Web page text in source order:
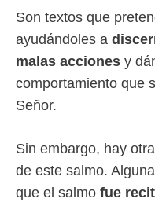
Son textos que
ayudándoles a
malas acciones y
comportamiento que
Señor.
Sin embargo, hay
de este salmo.
que el salmo fue